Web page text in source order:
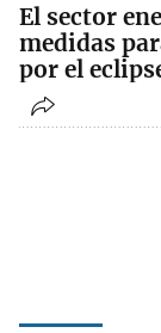
El sector
medidas
por el